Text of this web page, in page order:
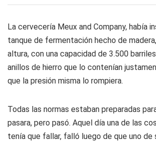
La cervecería Meux and Company, había
tanque de fermentación hecho de
altura, con una capacidad de 3.500
anillos de hierro que lo contenían
que la presión misma lo rompiera.
Todas las normas estaban preparadas
pasara, pero pasó. Aquel día una de las
tenía que fallar, falló luego de que uno de